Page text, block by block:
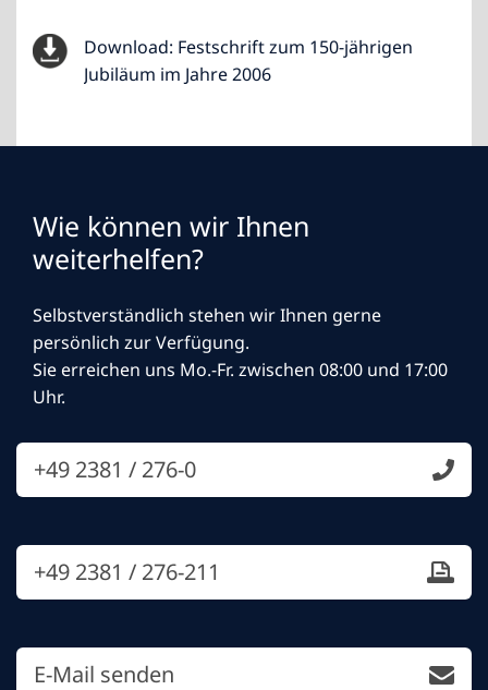
Download: Festschrift zum 150-jährigen
Jubiläum im Jahre 2006
Wie können wir Ihnen
weiterhelfen?
Selbstverständlich stehen wir Ihnen gerne
persönlich zur Verfügung.
Sie erreichen uns Mo.-Fr. zwischen 08:00 und 17:00
Uhr.
+49 2381 / 276-0
+49 2381 / 276-211
E-Mail senden